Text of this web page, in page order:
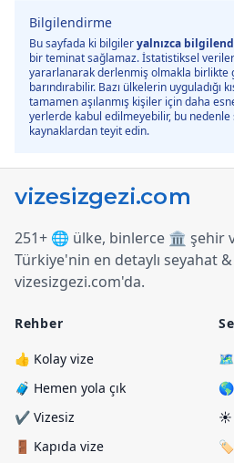
Bilgilendirme
Bu sayfada ki bilgileryalnızca
bir teminat sağlamaz. İstatistiksel
yararlanarak derlenmiş olmakla birlikte
barındırabilir. Bazı ülkelerin uyguladığı
tamamen aşılanmış kişiler için daha
yerlerde kabul edilmeyebilir, bu
kaynaklardan teyit edin.
251+ 🌐 ülke, binlerce 🏛️ şehir
Türkiye'nin en detaylı seyahat
vizesizgezi.com'da.
Rehber
👍 Kolay vize
🧳 Hemen yola çık
✔️ Vizesiz
🚪 Kapıda vize
🗺️
☀️
🏷️